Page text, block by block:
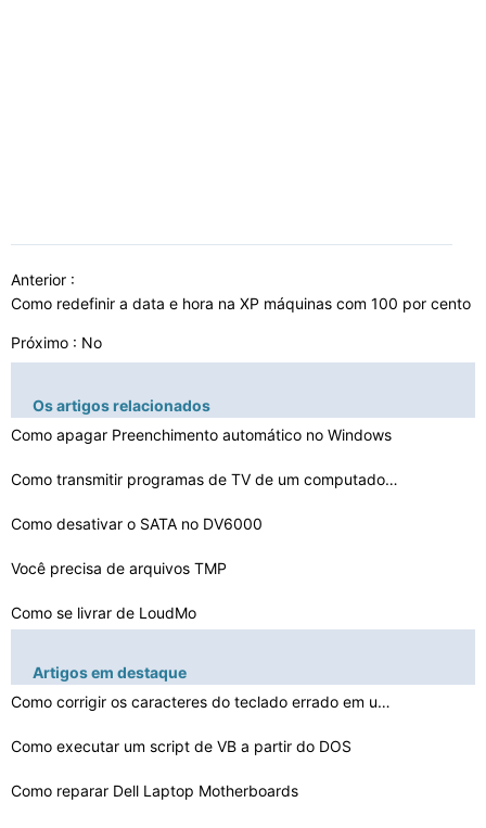
Anterior :
Como redefinir a data e hora na XP máquinas com 100 por cento
Próximo : No
Os artigos relacionados
Como apagar Preenchimento automático no Windows
Como transmitir programas de TV de um computador para u…
Como desativar o SATA no DV6000
Você precisa de arquivos TMP
Como se livrar de LoudMo
Como Auto Download From MegaUpload Com premium
Como se livrar de FakeInit
IBM ThinkPad não vou entrar em BIOS V3.0
Artigos em destaque
Como corrigir os caracteres do teclado errado em um lap…
Como executar um script de VB a partir do DOS
Como reparar Dell Laptop Motherboards